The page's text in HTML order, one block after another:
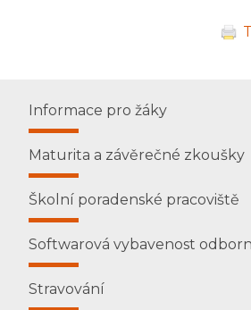
Informace pro žáky
Maturita a závěrečné zkoušky
Školní poradenské pracoviště
Softwarová vybavenost
Stravování